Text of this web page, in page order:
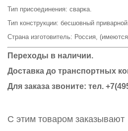
Тип присоединения: сварка.
Тип конструкции: бесшовный
Страна изготовитель: Россия,
Переходы в наличии.
Доставка до транспортных
Для заказа звоните: тел.
С этим товаром заказывают